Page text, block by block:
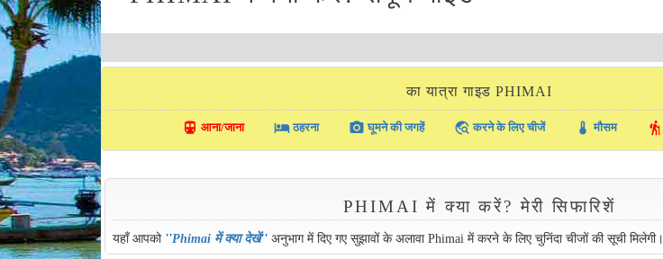
का यात्रा गाइड PHIMAI
directions_transit आना/जाना local_hotelठहरना photo_camera घूमने की जगहें travel_explore करने के लिए चीजें thermostat मौसम hiking
PHIMAI में क्या करें? मेरी सिफारिशें
यहाँ आपको ''Phimai में क्या देखें''अनुभाग में दिए गए सुझावों के अलावा Phimai में करने के लिए चुनिंदा चीजों की सूची मिलेगी।